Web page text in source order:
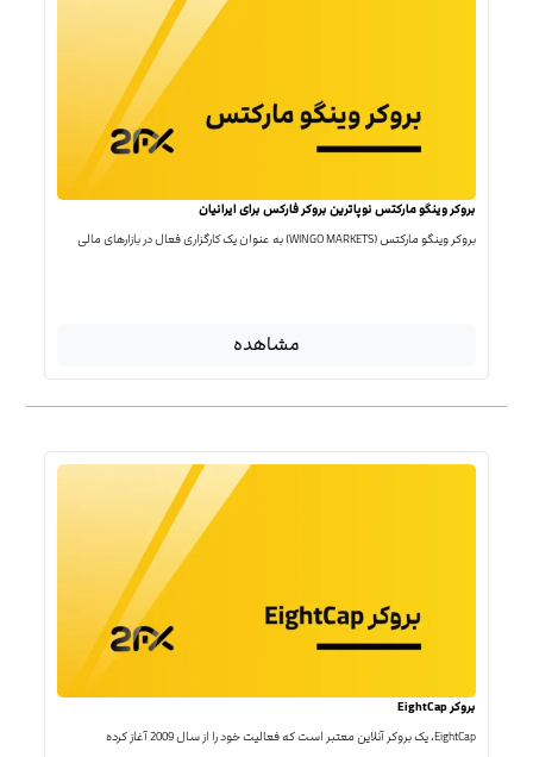
بروکر وینگو مارکتس نوپاترین بروکر فارکس برای ایرانیان
بروکر وینگو مارکتس (WINGO MARKETS) به عنوان یک کارگزاری فعال در بازارهای مالی
مشاهده
بروکر EightCap
EightCap، یک بروکر آنلاین معتبر است که فعالیت خود را از سال 2009 آغاز کرده